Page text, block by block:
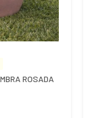
ROSADA